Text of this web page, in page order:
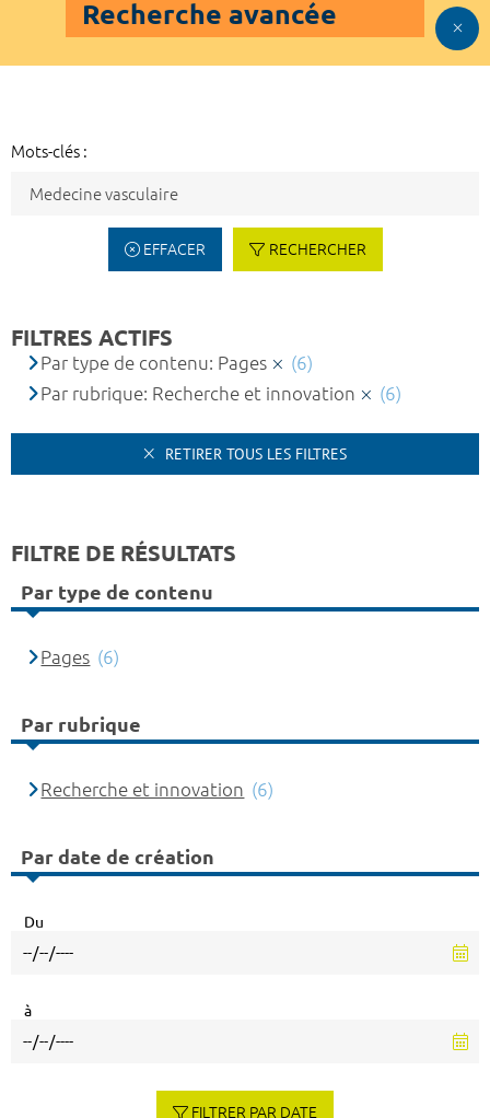
Recherche avancée
Mots-clés :
EFFACER RECHERCHER
FILTRES ACTIFS
Par type de contenu: Pages
(6)
Par rubrique: Recherche et innovation
(6)
RETIRER TOUS LES FILTRES
FILTRE DE RÉSULTATS
Par type de contenu
Pages (6)
Par rubrique
Recherche et innovation (6)
Par date de création
Du
à
FILTRER PAR DATE